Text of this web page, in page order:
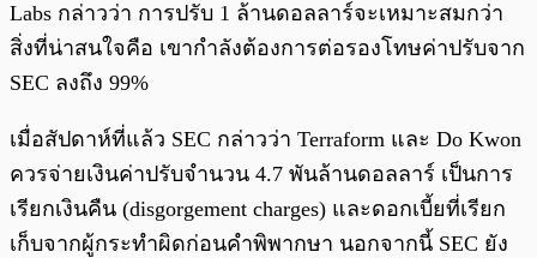
Labs กล่าวว่า การปรับ 1 ล้านดอลลาร์จะเหมาะสมกว่า
สิ่งที่น่าสนใจคือ เขากำลังต้องการต่อรองโทษค่าปรับจาก
SEC ลงถึง 99%
เมื่อสัปดาห์ที่แล้ว SEC กล่าวว่า Terraform และ Do Kwon
ควรจ่ายเงินค่าปรับจำนวน 4.7 พันล้านดอลลาร์ เป็นการ
เรียกเงินคืน (disgorgement charges) และดอกเบี้ยที่เรียก
เก็บจากผู้กระทำผิดก่อนคำพิพากษา นอกจากนี้ SEC ยัง